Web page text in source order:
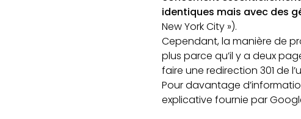
identiques mais avec des
New York City »).
Cependant, la manière de
plus parce qu’il y a deux
faire une redirection 301 de
Pour davantage
explicative fournie par